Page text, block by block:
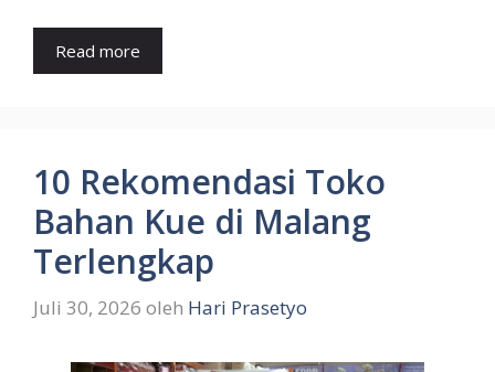
Read more
10 Rekomendasi Toko
Bahan Kue di Malang
Terlengkap
Juli 30, 2026 oleh Hari Prasetyo